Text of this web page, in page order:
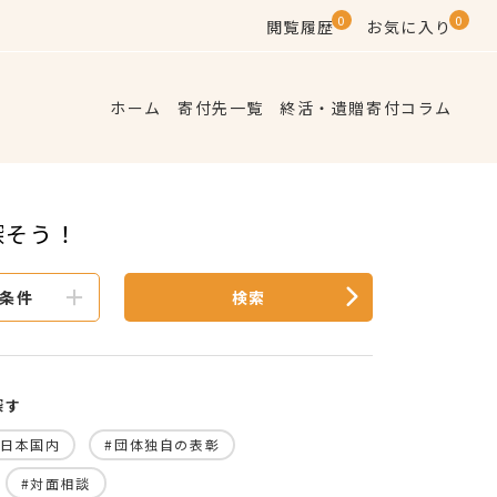
閲覧履歴0 お気に入り0
ホーム 寄付先一覧 終活・遺贈寄付コラム
う！
件 検索
本国内 #団体独自の表彰
#対面相談